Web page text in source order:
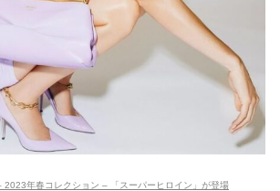
2023年春コレクション – 「スーパーヒロイン」が登場